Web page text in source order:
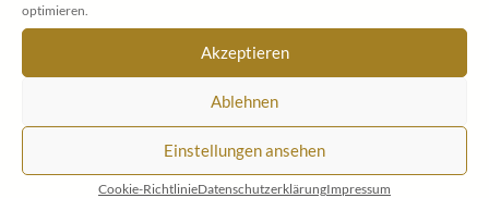
optimieren.
Akzeptieren
Ablehnen
Einstellungen ansehen
Cookie-RichtlinieDatenschutzerklärungImpressum
vergeben, ist mir nun aber
gelungen. (Sie haben mich nach
bestem Wissen und Gewissen
erzogen). Auch um Vergebung zu
bitten, fällt mir nicht mehr